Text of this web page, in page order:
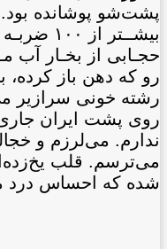
پشت‌شو پوشانده
بيشــتر
حجـابی از بخـار
رو که دهن باز کرده،
رشته خونی سرازير
روی پشت ايران
ندارم. می‌لرزم و
می‌ترسم. قلب
شده که احساس درد